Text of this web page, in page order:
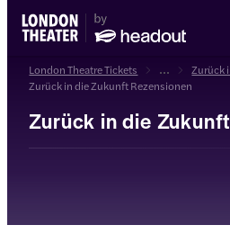
London Theatre Tickets ...
Zurück
Zurück in die Zukunft Rezensionen
Zurück in die